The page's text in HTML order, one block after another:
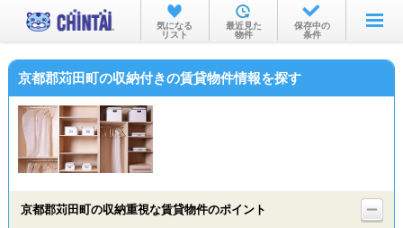
お部屋を探す
沿線・駅から
物件特集から
気になる
リスト
最近見た
物件
保存中の
条件
京都郡苅田町の収納付きの賃貸物件情報を探す
京都郡苅田町の収納重視な賃貸物件のポイント